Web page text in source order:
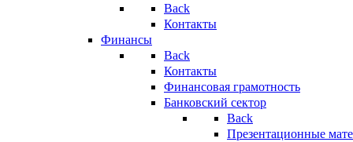
Back
Контакты
Финансы
Back
Контакты
Финансовая грамотность
Банковский сектор
Back
Презентационные